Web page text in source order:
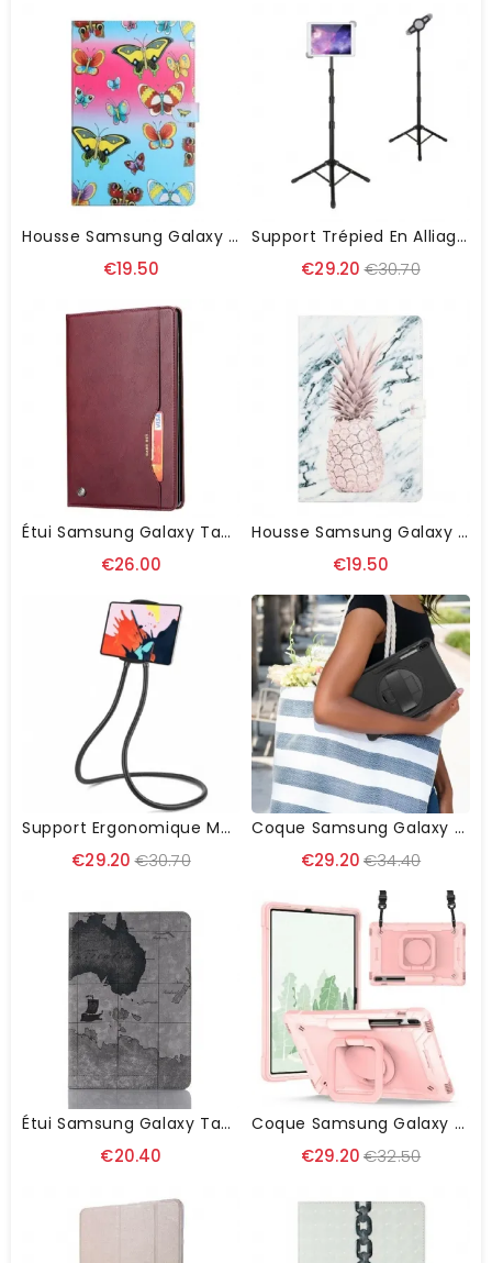
Housse Samsung Galaxy Tab S8 Plus / S7 Plus Butterflies
€19.50
Support Trépied En Alliage D'aluminium Pour Tablette
€29.20 €30.70
Étui Samsung Galaxy Tab S8 Plus / Tab S7 Plus Card Set
€26.00
Housse Samsung Galaxy Tab S8 Plus / S7 Plus Ananas
€19.50
Support Ergonomique Multi-Fonction Flexible Pour Tablette
€29.20 €30.70
Coque Samsung Galaxy Tab S8 Plus / Tab S7 Plus Multi-Fonctionnelle Business
€29.20€34.40
Étui Samsung Galaxy Tab S8 Plus / S7 Plus World Map
€20.40
Coque Samsung Galaxy Tab S8 Plus / S7 Plus / S7 FE Support Et Bandoulière
€29.20€32.50